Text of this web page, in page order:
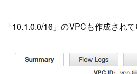
「10.1.0.0/16」のVPCも作成されて